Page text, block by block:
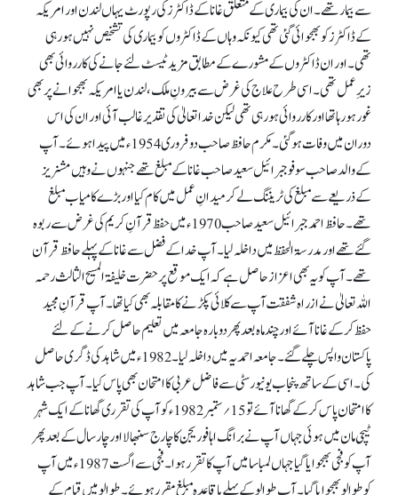
سے بیمار تھے۔ ان کی بیماری کے متعلق غانا کے ڈاکٹرز کی رپورٹ یہاں لندن اور امریکہ
کے ڈاکٹرز کو بھجوائی گئی تھی کیونکہ وہاں کے ڈاکٹروں کو بیماری کی تشخیص نہیں ہو رہی
تھی۔ اور ان ڈاکٹروں کے مشورے کے مطابق مزید ٹیسٹ لئے جانے کی کارروائی بھی
زیرِ عمل تھی۔ اسی طرح علاج کی غرض سے بیرونِ ملک، لندن یا امریکہ بھجوانے پر بھی
غور ہو رہا تھا اور کارروائی ہو رہی تھی لیکن خدا تعالیٰ کی تقدیر غالب آئی اور ان کی اس
دوران میں وفات ہو گئی۔ مکرم حافظ صاحب دو فروری 1954ء میں پیدا ہوئے۔ آپ
کے والد صاحب سوفو جبرائیل سعید صاحب غانا کے مبلغ تھے جنہوں نے وہیں مشنریز
کے ذریعے سے مبلغ کی ٹریننگ لے کر میدانِ عمل میں کام کیا اور بڑے کامیاب مبلغ
تھے۔ حافظ احمد جبرائیل سعید صاحب 1970ء میں حفظ قرآنِ کریم کی غرض سے ربوہ
گئے تھے اور مدرسۃ الحفظ میں داخلہ لیا۔ آپ خدا کے فضل سے غانا کے پہلے حافظ قرآن
تھے۔ آپ کو یہ بھی اعزاز حاصل ہے کہ ایک موقع پر حضرت خلیفۃ المسیح الثالث رحمہ
اللہ تعالیٰ نے ازراہ شفقت آپ سے کلائی پکڑنے کا مقابلہ بھی کیا تھا۔ آپ قرآنِ مجید
حفظ کر کے غانا آئے اور چند ماہ بعد پھر دوبارہ جامعہ میں تعلیم حاصل کرنے کے لئے
پاکستان واپس چلے گئے۔ جامعہ احمدیہ میں داخلہ لیا۔ 1982ء میں شاہد کی ڈگری حاصل
کی۔ اسی کے ساتھ پنجاب یونیورسٹی سے فاضل عربی کا امتحان بھی پاس کیا۔ آپ جب شاہد
کا امتحان پاس کر کے گھانا آئے تو 15؍ستمبر 1982ء کو آپ کی تقرری گھانا کے ایک شہر
ٹیچی مان میں ہوئی جہاں آپ نے برانگ اہافو ریجن کا چارج سنبھالا اور چار سال کے بعد پھر
آپ کو فجی بھجوایا گیا جہاں لمباسا میں آپ کا تقرر ہوا۔ فجی سے اگست 1987ء میں آپ